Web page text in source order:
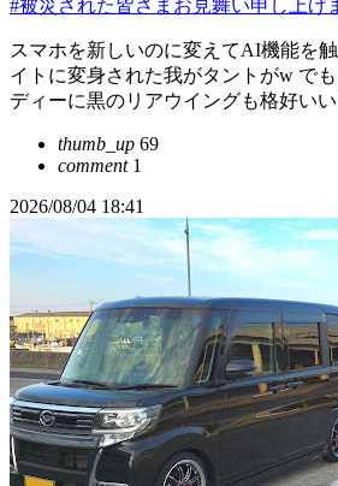
#被災された皆さまお見舞い申し上げ
スマホを新しいのに変えてAI機能を
イトに変身された我がタントがw で
ディーに黒のリアウイングも格好い
thumb_up 69
comment1
2026/08/04 18:41